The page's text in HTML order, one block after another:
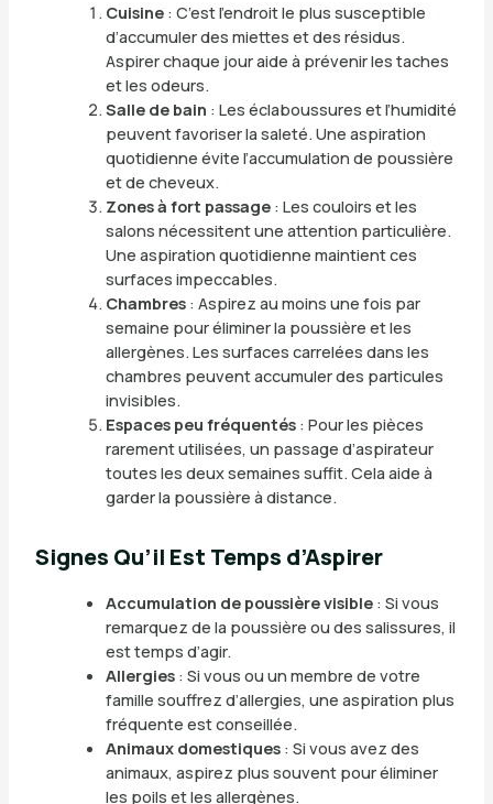
Cuisine: C’est l’endroit le plus susceptible
d’accumuler des miettes et des résidus.
Aspirer chaque jour aide à prévenir les taches
et les odeurs.
Salle de bain : Les éclaboussures et l’humidité
peuvent favoriser la saleté. Une aspiration
quotidienne évite l’accumulation de poussière
et de cheveux.
Zones à fort passage: Les couloirs et les
salons nécessitent une attention particulière.
Une aspiration quotidienne maintient ces
surfaces impeccables.
Chambres: Aspirez au moins une fois par
semaine pour éliminer la poussière et les
allergènes. Les surfaces carrelées dans les
chambres peuvent accumuler des particules
invisibles.
Espaces peu fréquentés: Pour les pièces
rarement utilisées, un passage d’aspirateur
toutes les deux semaines suffit. Cela aide à
garder la poussière à distance.
Signes Qu’il Est Temps d’Aspirer
Accumulation de poussière visible: Si vous
remarquez de la poussière ou des salissures, il
est temps d’agir.
Allergies: Si vous ou un membre de votre
famille souffrez d’allergies, une aspiration plus
fréquente est conseillée.
Animaux domestiques: Si vous avez des
animaux, aspirez plus souvent pour éliminer
les poils et les allergènes.